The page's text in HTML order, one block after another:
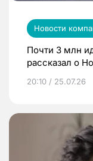
Новости
Почти 3 млн
рассказал о
20:10 / 25.07.26